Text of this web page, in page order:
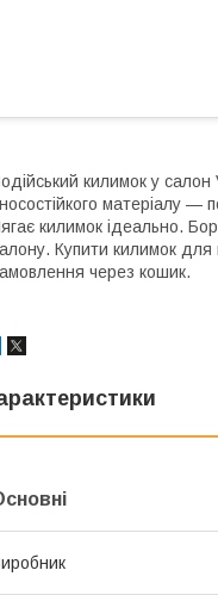
килимок у
матеріалу —
килимок ідеально.
Купити килимок
через кошик.